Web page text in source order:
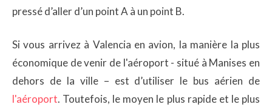
pressé d’aller d’un point A à un point B.
Si vous arrivez à Valencia en avion, la manière la plus
économique de venir de l'aéroport - situé à Manises en
dehors de la ville – est d’utiliser le bus aérien de
l'aéroport. Toutefois, le moyen le plus rapide et le plus